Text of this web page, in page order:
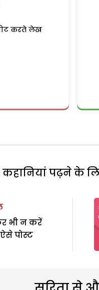
करते लेख
पढ़ने के
भी न करें
ऐसे पोस्ट